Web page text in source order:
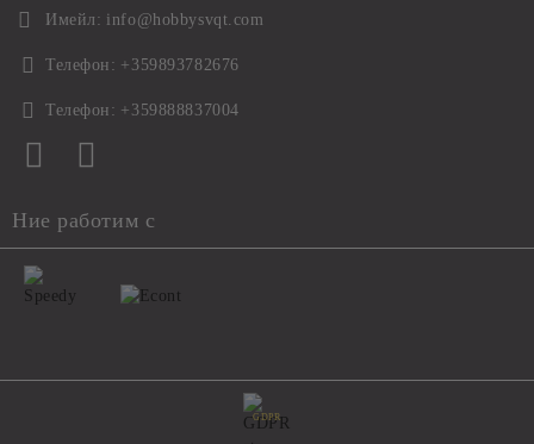
Имейл: info@hobbysvqt.com
Телефон: +359893782676
Телефон: +359888837004
Ние работим с
GDPR